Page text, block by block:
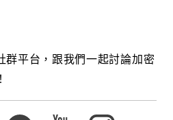
群平台，跟我們一起討論加密